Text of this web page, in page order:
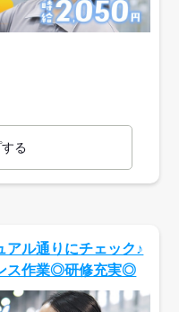
る
アル通りにチェック♪
ス作業◎研修充実◎